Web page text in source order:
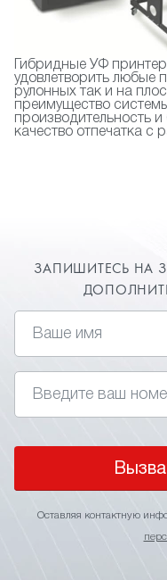
Гибридные УФ
удовлетворить любые
рулонных так и на
преимущество
производительность
качество отпечатка
ЗАПИШИТЕСЬ НА
Оставляя контактную